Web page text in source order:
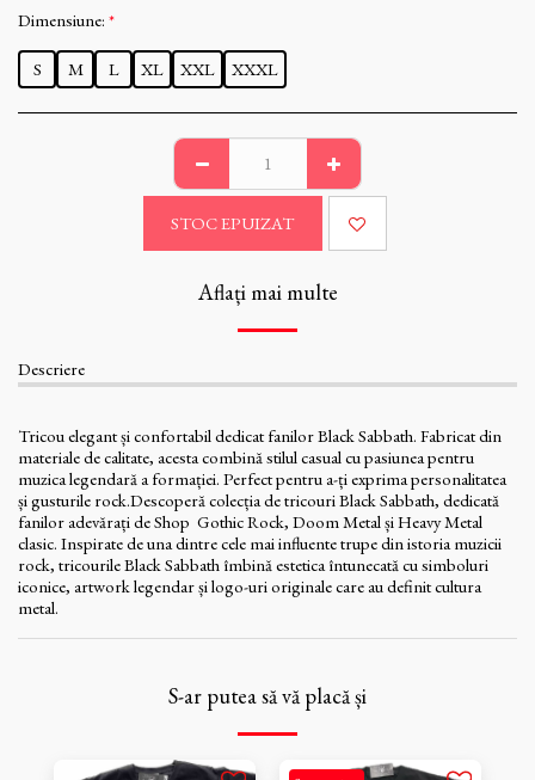
Dimensiune: *
S M L XL XXL XXXL
STOC EPUIZAT
Aflați mai multe
Descriere
Tricou elegant și confortabil dedicat fanilor Black Sabbath. Fabricat din
materiale de calitate, acesta combină stilul casual cu pasiunea pentru
muzica legendară a formației. Perfect pentru a-ți exprima personalitatea
și gusturile rock.Descoperă colecția de tricouri Black Sabbath, dedicată
fanilor adevărați de Shop Gothic Rock, Doom Metal și Heavy Metal
clasic. Inspirate de una dintre cele mai influente trupe din istoria muzicii
rock, tricourile Black Sabbath îmbină estetica întunecată cu simboluri
iconice, artwork legendar și logo-uri originale care au definit cultura
metal.
S-ar putea să vă placă și